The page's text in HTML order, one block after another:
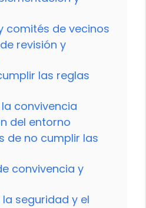
comités de vecinos
revisión y
las reglas
convivencia
del entorno
de no cumplir las
convivencia y
seguridad y el